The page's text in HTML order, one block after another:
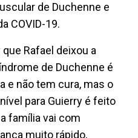
de Duchenne e
COVID-19.
Rafael deixou a
de Duchenne é
e não tem cura, mas o
para Guierry é feito
família vai com
muito rápido,